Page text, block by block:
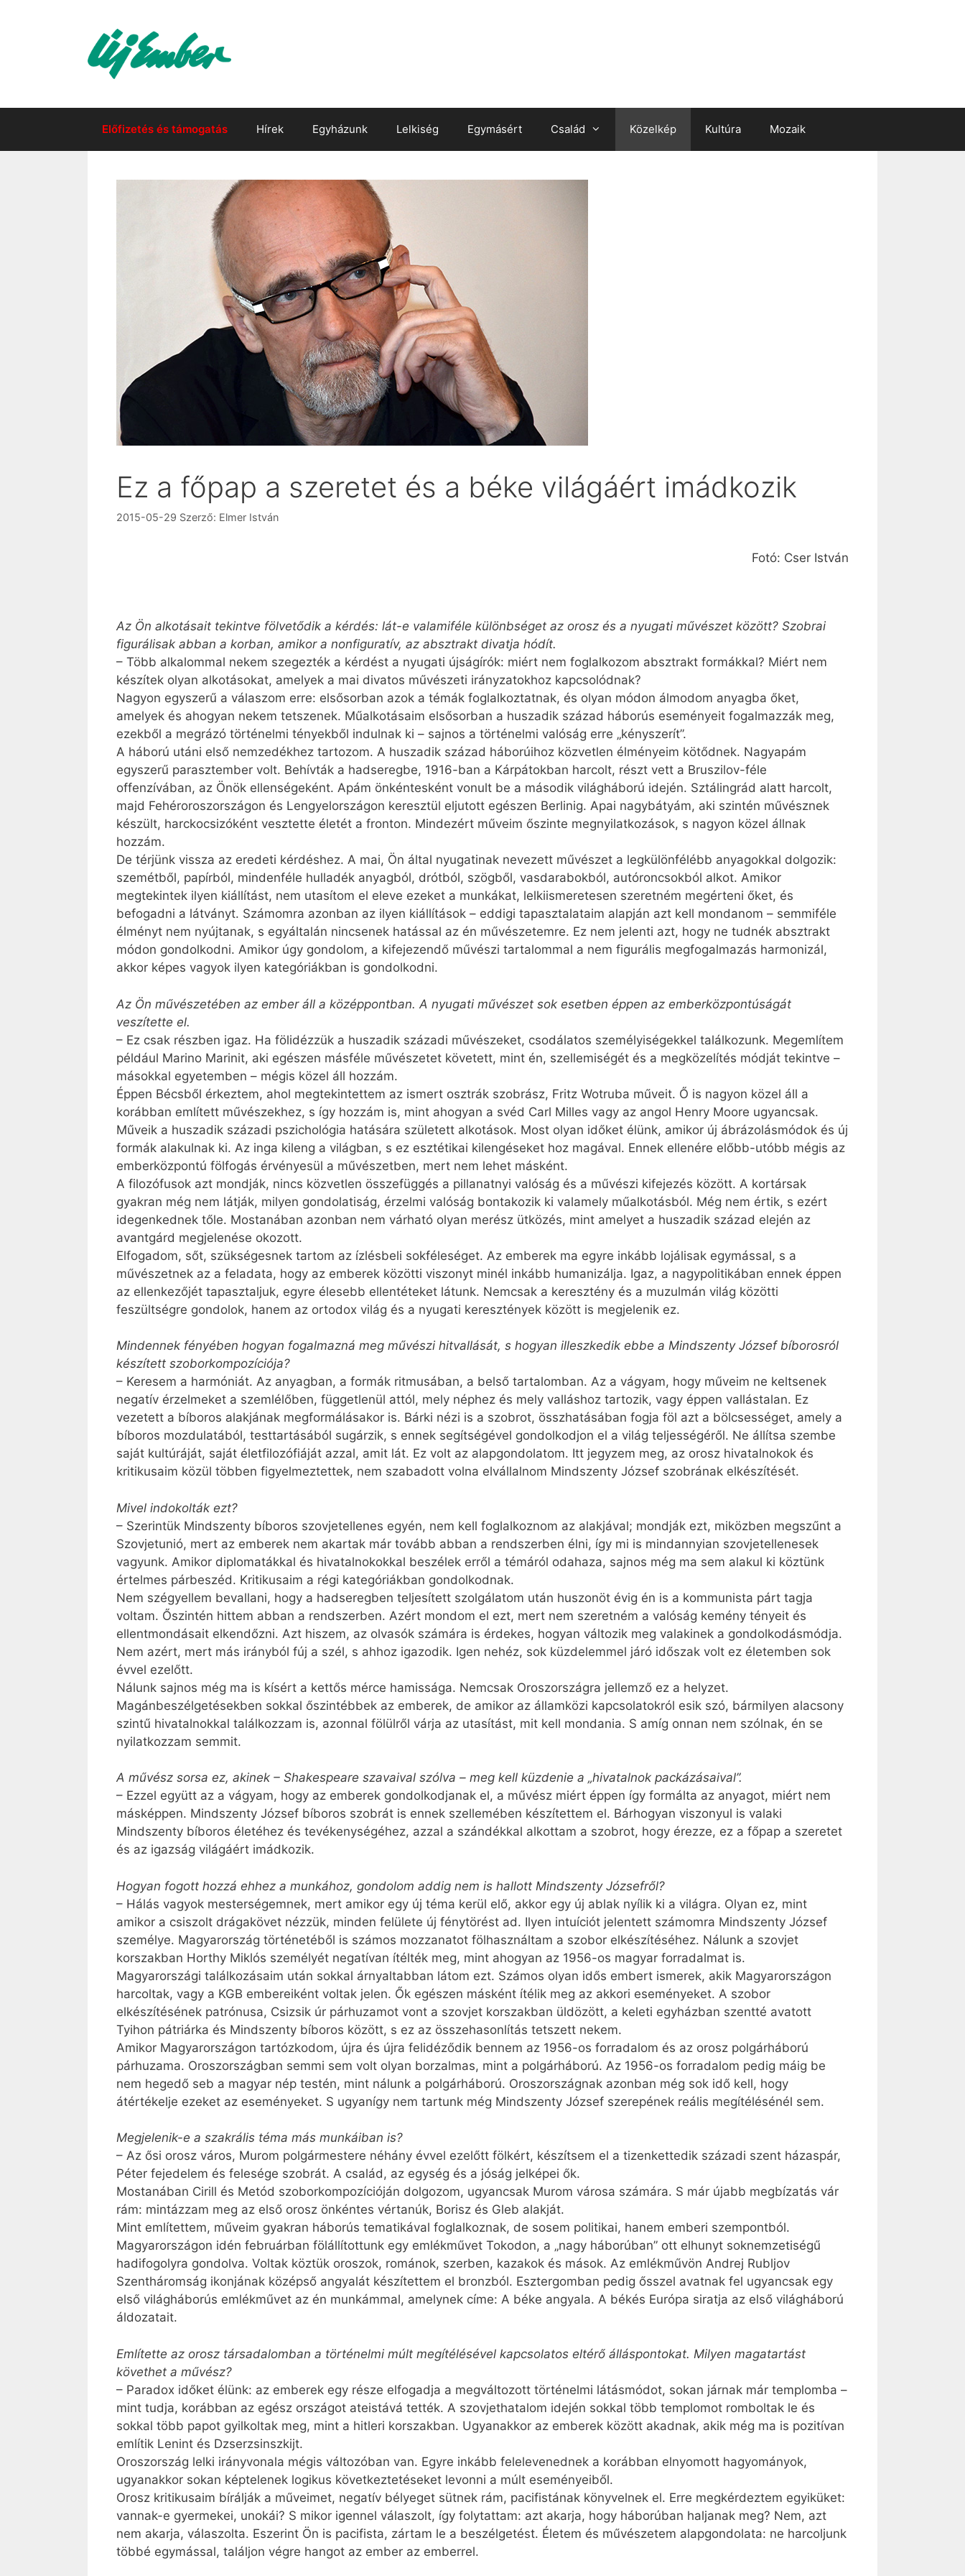
Előfizetés és támogatás Hírek Egyházunk Lelkiség Egymásért Család Közelkép Kultúra Mozaik
Ez a főpap a szeretet és a béke világáért imádkozik
2015-05-29 Szerző: Elmer István
Fotó: Cser István
Az Ön alkotásait tekintve fölvetődik a kérdés: lát-e valamiféle különbséget az orosz és a nyugati művészet között? Szobrai
figurálisak abban a korban, amikor a nonfiguratív, az absztrakt divatja hódít.
– Több alkalommal nekem szegezték a kérdést a nyugati újságírók: miért nem foglalkozom absztrakt formákkal? Miért nem
készítek olyan alkotásokat, amelyek a mai divatos művészeti irányzatokhoz kapcsolódnak?
Nagyon egyszerű a válaszom erre: elsősorban azok a témák foglalkoztatnak, és olyan módon álmodom anyagba őket,
amelyek és ahogyan nekem tetszenek. Műalkotásaim elsősorban a huszadik század háborús eseményeit fogalmazzák meg,
ezekből a megrázó történelmi tényekből indulnak ki – sajnos a történelmi valóság erre „kényszerít”.
A háború utáni első nemzedékhez tartozom. A huszadik század háborúihoz közvetlen élményeim kötődnek. Nagyapám
egyszerű parasztember volt. Behívták a hadseregbe, 1916-ban a Kárpátokban harcolt, részt vett a Bruszilov-féle
offenzívában, az Önök ellenségeként. Apám önkéntesként vonult be a második világháború idején. Sztálingrád alatt harcolt,
majd Fehéroroszországon és Lengyelországon keresztül eljutott egészen Berlinig. Apai nagybátyám, aki szintén művésznek
készült, harckocsizóként vesztette életét a fronton. Mindezért műveim őszinte megnyilatkozások, s nagyon közel állnak
hozzám.
De térjünk vissza az eredeti kérdéshez. A mai, Ön által nyugatinak nevezett művészet a legkülönfélébb anyagokkal dolgozik:
szemétből, papírból, mindenféle hulladék anyagból, drótból, szögből, vasdarabokból, autóroncsokból alkot. Amikor
megtekintek ilyen kiállítást, nem utasítom el eleve ezeket a munkákat, lelkiismeretesen szeretném megérteni őket, és
befogadni a látványt. Számomra azonban az ilyen kiállítások – eddigi tapasztalataim alapján azt kell mondanom – semmiféle
élményt nem nyújtanak, s egyáltalán nincsenek hatással az én művészetemre. Ez nem jelenti azt, hogy ne tudnék absztrakt
módon gondolkodni. Amikor úgy gondolom, a kifejezendő művészi tartalommal a nem figurális megfogalmazás harmonizál,
akkor képes vagyok ilyen kategóriákban is gondolkodni.
Az Ön művészetében az ember áll a középpontban. A nyugati művészet sok esetben éppen az emberközpontúságát
veszítette el.
– Ez csak részben igaz. Ha fölidézzük a huszadik századi művészeket, csodálatos személyiségekkel találkozunk. Megemlítem
például Marino Marinit, aki egészen másféle művészetet követett, mint én, szellemiségét és a megközelítés módját tekintve –
másokkal egyetemben – mégis közel áll hozzám.
Éppen Bécsből érkeztem, ahol megtekintettem az ismert osztrák szobrász, Fritz Wotruba műveit. Ő is nagyon közel áll a
korábban említett művészekhez, s így hozzám is, mint ahogyan a svéd Carl Milles vagy az angol Henry Moore ugyancsak.
Műveik a huszadik századi pszichológia hatására született alkotások. Most olyan időket élünk, amikor új ábrázolásmódok és új
formák alakulnak ki. Az inga kileng a világban, s ez esztétikai kilengéseket hoz magával. Ennek ellenére előbb-utóbb mégis az
emberközpontú fölfogás érvényesül a művészetben, mert nem lehet másként.
A filozófusok azt mondják, nincs közvetlen összefüggés a pillanatnyi valóság és a művészi kifejezés között. A kortársak
gyakran még nem látják, milyen gondolatiság, érzelmi valóság bontakozik ki valamely műalkotásból. Még nem értik, s ezért
idegenkednek tőle. Mostanában azonban nem várható olyan merész ütközés, mint amelyet a huszadik század elején az
avantgárd megjelenése okozott.
Elfogadom, sőt, szükségesnek tartom az ízlésbeli sokféleséget. Az emberek ma egyre inkább lojálisak egymással, s a
művészetnek az a feladata, hogy az emberek közötti viszonyt minél inkább humanizálja. Igaz, a nagypolitikában ennek éppen
az ellenkezőjét tapasztaljuk, egyre élesebb ellentéteket látunk. Nemcsak a keresztény és a muzulmán világ közötti
feszültségre gondolok, hanem az ortodox világ és a nyugati keresztények között is megjelenik ez.
Mindennek fényében hogyan fogalmazná meg művészi hitvallását, s hogyan illeszkedik ebbe a Mindszenty József bíborosról
készített szoborkompozíciója?
– Keresem a harmóniát. Az anyagban, a formák ritmusában, a belső tartalomban. Az a vágyam, hogy műveim ne keltsenek
negatív érzelmeket a szemlélőben, függetlenül attól, mely néphez és mely valláshoz tartozik, vagy éppen vallástalan. Ez
vezetett a bíboros alakjának megformálásakor is. Bárki nézi is a szobrot, összhatásában fogja föl azt a bölcsességet, amely a
bíboros mozdulatából, testtartásából sugárzik, s ennek segítségével gondolkodjon el a világ teljességéről. Ne állítsa szembe
saját kultúráját, saját életfilozófiáját azzal, amit lát. Ez volt az alapgondolatom. Itt jegyzem meg, az orosz hivatalnokok és
kritikusaim közül többen figyelmeztettek, nem szabadott volna elvállalnom Mindszenty József szobrának elkészítését.
Mivel indokolták ezt?
– Szerintük Mindszenty bíboros szovjetellenes egyén, nem kell foglalkoznom az alakjával; mondják ezt, miközben megszűnt a
Szovjetunió, mert az emberek nem akartak már tovább abban a rendszerben élni, így mi is mindannyian szovjetellenesek
vagyunk. Amikor diplomatákkal és hivatalnokokkal beszélek erről a témáról odahaza, sajnos még ma sem alakul ki köztünk
értelmes párbeszéd. Kritikusaim a régi kategóriákban gondolkodnak.
Nem szégyellem bevallani, hogy a hadseregben teljesített szolgálatom után huszonöt évig én is a kommunista párt tagja
voltam. Őszintén hittem abban a rendszerben. Azért mondom el ezt, mert nem szeretném a valóság kemény tényeit és
ellentmondásait elkendőzni. Azt hiszem, az olvasók számára is érdekes, hogyan változik meg valakinek a gondolkodásmódja.
Nem azért, mert más irányból fúj a szél, s ahhoz igazodik. Igen nehéz, sok küzdelemmel járó időszak volt ez életemben sok
évvel ezelőtt.
Nálunk sajnos még ma is kísért a kettős mérce hamissága. Nemcsak Oroszországra jellemző ez a helyzet.
Magánbeszélgetésekben sokkal őszintébbek az emberek, de amikor az államközi kapcsolatokról esik szó, bármilyen alacsony
szintű hivatalnokkal találkozzam is, azonnal fölülről várja az utasítást, mit kell mondania. S amíg onnan nem szólnak, én se
nyilatkozzam semmit.
A művész sorsa ez, akinek – Shakespeare szavaival szólva – meg kell küzdenie a „hivatalnok packázásaival”.
– Ezzel együtt az a vágyam, hogy az emberek gondolkodjanak el, a művész miért éppen így formálta az anyagot, miért nem
másképpen. Mindszenty József bíboros szobrát is ennek szellemében készítettem el. Bárhogyan viszonyul is valaki
Mindszenty bíboros életéhez és tevékenységéhez, azzal a szándékkal alkottam a szobrot, hogy érezze, ez a főpap a szeretet
és az igazság világáért imádkozik.
Hogyan fogott hozzá ehhez a munkához, gondolom addig nem is hallott Mindszenty Józsefről?
– Hálás vagyok mesterségemnek, mert amikor egy új téma kerül elő, akkor egy új ablak nyílik ki a világra. Olyan ez, mint
amikor a csiszolt drágakövet nézzük, minden felülete új fénytörést ad. Ilyen intuíciót jelentett számomra Mindszenty József
személye. Magyarország történetéből is számos mozzanatot fölhasználtam a szobor elkészítéséhez. Nálunk a szovjet
korszakban Horthy Miklós személyét negatívan ítélték meg, mint ahogyan az 1956-os magyar forradalmat is.
Magyarországi találkozásaim után sokkal árnyaltabban látom ezt. Számos olyan idős embert ismerek, akik Magyarországon
harcoltak, vagy a KGB embereiként voltak jelen. Ők egészen másként ítélik meg az akkori eseményeket. A szobor
elkészítésének patrónusa, Csizsik úr párhuzamot vont a szovjet korszakban üldözött, a keleti egyházban szentté avatott
Tyihon pátriárka és Mindszenty bíboros között, s ez az összehasonlítás tetszett nekem.
Amikor Magyarországon tartózkodom, újra és újra felidéződik bennem az 1956-os forradalom és az orosz polgárháború
párhuzama. Oroszországban semmi sem volt olyan borzalmas, mint a polgárháború. Az 1956-os forradalom pedig máig be
nem hegedő seb a magyar nép testén, mint nálunk a polgárháború. Oroszországnak azonban még sok idő kell, hogy
átértékelje ezeket az eseményeket. S ugyanígy nem tartunk még Mindszenty József szerepének reális megítélésénél sem.
Megjelenik-e a szakrális téma más munkáiban is?
– Az ősi orosz város, Murom polgármestere néhány évvel ezelőtt fölkért, készítsem el a tizenkettedik századi szent házaspár,
Péter fejedelem és felesége szobrát. A család, az egység és a jóság jelképei ők.
Mostanában Cirill és Metód szoborkompozícióján dolgozom, ugyancsak Murom városa számára. S már újabb megbízatás vár
rám: mintázzam meg az első orosz önkéntes vértanúk, Borisz és Gleb alakját.
Mint említettem, műveim gyakran háborús tematikával foglalkoznak, de sosem politikai, hanem emberi szempontból.
Magyarországon idén februárban fölállítottunk egy emlékművet Tokodon, a „nagy háborúban” ott elhunyt soknemzetiségű
hadifogolyra gondolva. Voltak köztük oroszok, románok, szerben, kazakok és mások. Az emlékművön Andrej Rubljov
Szentháromság ikonjának középső angyalát készítettem el bronzból. Esztergomban pedig ősszel avatnak fel ugyancsak egy
első világháborús emlékművet az én munkámmal, amelynek címe: A béke angyala. A békés Európa siratja az első világháború
áldozatait.
Említette az orosz társadalomban a történelmi múlt megítélésével kapcsolatos eltérő álláspontokat. Milyen magatartást
követhet a művész?
– Paradox időket élünk: az emberek egy része elfogadja a megváltozott történelmi látásmódot, sokan járnak már templomba –
mint tudja, korábban az egész országot ateistává tették. A szovjethatalom idején sokkal több templomot romboltak le és
sokkal több papot gyilkoltak meg, mint a hitleri korszakban. Ugyanakkor az emberek között akadnak, akik még ma is pozitívan
említik Lenint és Dzserzsinszkijt.
Oroszország lelki irányvonala mégis változóban van. Egyre inkább felelevenednek a korábban elnyomott hagyományok,
ugyanakkor sokan képtelenek logikus következtetéseket levonni a múlt eseményeiből.
Orosz kritikusaim bírálják a műveimet, negatív bélyeget sütnek rám, pacifistának könyvelnek el. Erre megkérdeztem egyiküket:
vannak-e gyermekei, unokái? S mikor igennel válaszolt, így folytattam: azt akarja, hogy háborúban haljanak meg? Nem, azt
nem akarja, válaszolta. Eszerint Ön is pacifista, zártam le a beszélgetést. Életem és művészetem alapgondolata: ne harcoljunk
többé egymással, találjon végre hangot az ember az emberrel.